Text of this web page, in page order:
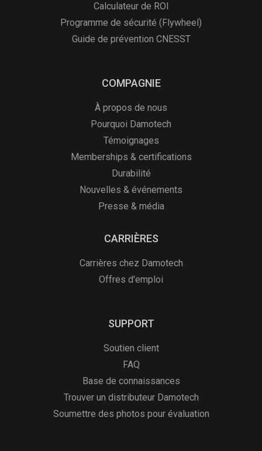
Calculateur de ROI
Programme de sécurité (Flywheel)
Guide de prévention CNESST
COMPAGNIE
À propos de nous
Pourquoi Damotech
Témoignages
Memberships & certifications
Durabilité
Nouvelles & événements
Presse & média
CARRIÈRES
Carrières chez Damotech
Offres d'emploi
SUPPORT
Soutien client
FAQ
Base de connaissances
Trouver un distributeur Damotech
Soumettre des photos pour évaluation